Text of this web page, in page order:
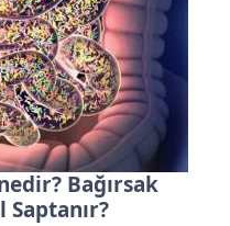
Bağırsak